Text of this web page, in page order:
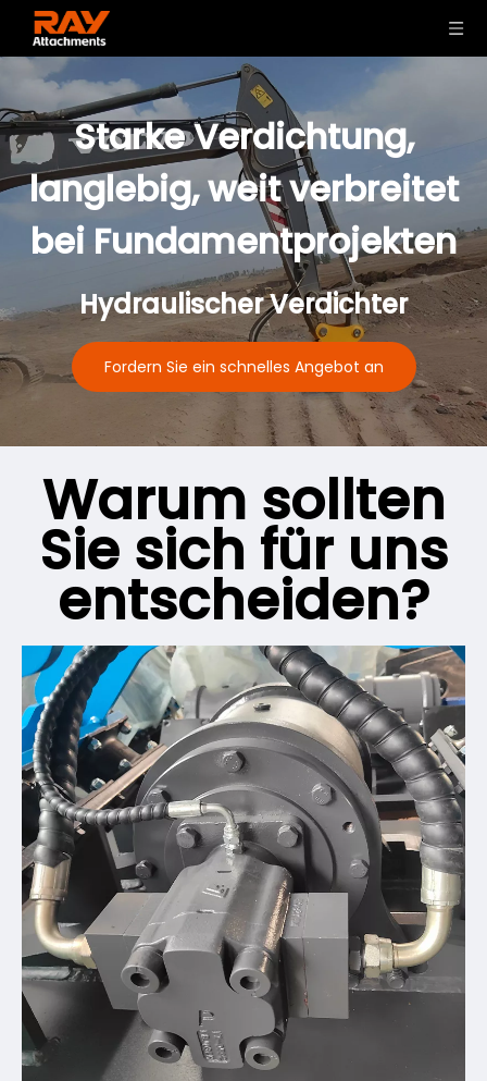
Starke Verdichtung,
langlebig, weit verbreitet
bei Fundamentprojekten
Hydraulischer Verdichter
Fordern Sie ein schnelles Angebot an
Warum sollten
Sie sich für uns
entscheiden?